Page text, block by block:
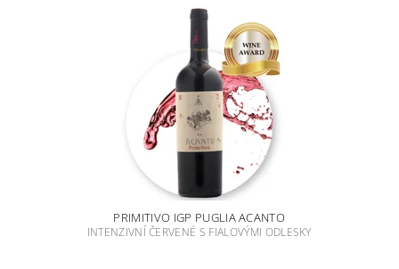
PRIMITIVO IGP PUGLIA ACANTO
INTENZIVNÍ ČERVENÉ S FIALOVÝMI ODLESKY